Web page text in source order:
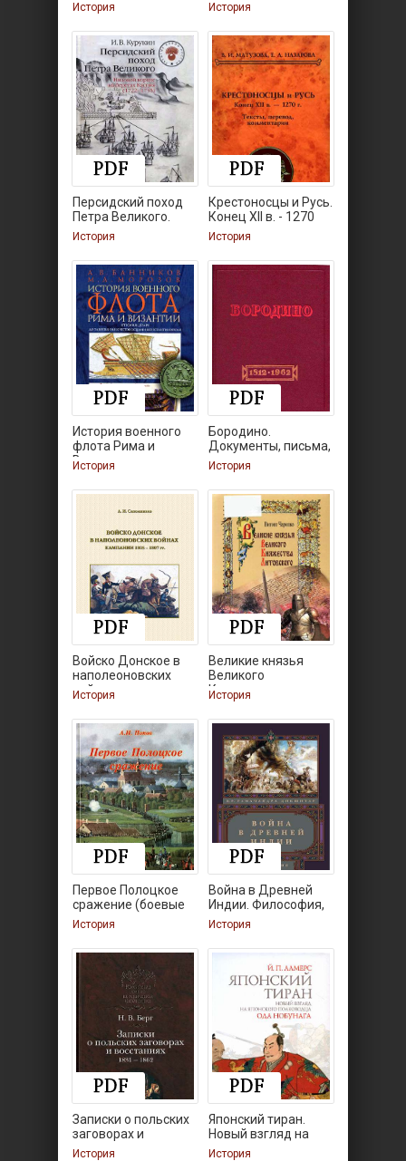
История История
Персидский поход
Петра Великого.
История
Крестоносцы и Русь.
Конец ХII в. - 1270
История
История военного
флота Рима и
Византии
История
Бородино.
Документы, письма,
История
Войско Донское в
наполеоновских
войнах:
История
Великие князья
Великого
Княжества
История
Первое Полоцкое
сражение (боевые
История
Война в Древней
Индии. Философия,
История
Записки о польских
заговорах и
История
Японский тиран.
Новый взгляд на
История